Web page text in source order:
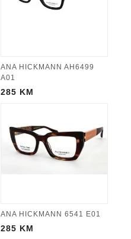
ANA HICKMANN AH6499
A01
285 KM
ANA HICKMANN 6541 E01
285 KM